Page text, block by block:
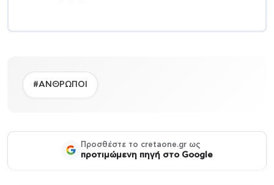
#ΑΝΘΡΩΠΟΙ
Προσθέστε το cretaone.gr ως
προτιμώμενη πηγή στο Google